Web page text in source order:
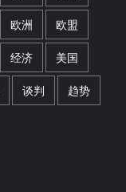
欧洲 欧盟
经济 美国
谈判 趋势